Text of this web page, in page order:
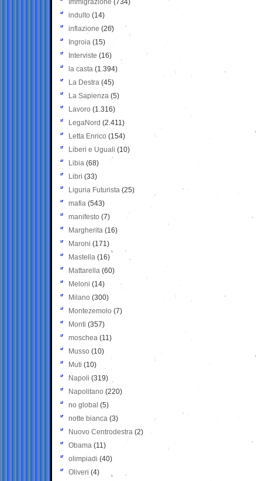
Immigrazione (734)
indulto (14)
inflazione (26)
Ingroia (15)
Interviste (16)
la casta (1.394)
La Destra (45)
La Sapienza (5)
Lavoro (1.316)
LegaNord (2.411)
Letta Enrico (154)
Liberi e Uguali (10)
Libia (68)
Libri (33)
Liguria Futurista (25)
mafia (543)
manifesto (7)
Margherita (16)
Maroni (171)
Mastella (16)
Mattarella (60)
Meloni (14)
Milano (300)
Montezemolo (7)
Monti (357)
moschea (11)
Musso (10)
Muti (10)
Napoli (319)
Napolitano (220)
no global (5)
notte bianca (3)
Nuovo Centrodestra (2)
Obama (11)
olimpiadi (40)
Oliveri (4)